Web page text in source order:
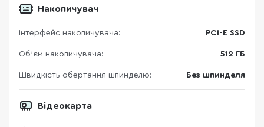
Накопичувач
Інтерфейс накопичувача: PCI-E SSD
Об'єм накопичувача: 512 ГБ
Швидкість обертання шпинделю: Без шпинделя
Відеокарта